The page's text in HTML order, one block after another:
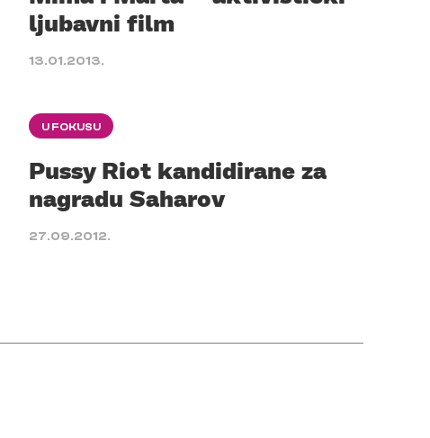
ljubavni film
13.01.2013.
U FOKUSU
Pussy Riot kandidirane za
nagradu Saharov
27.09.2012.